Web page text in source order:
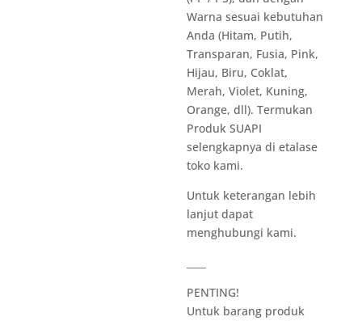
Warna sesuai kebutuhan
Anda (Hitam, Putih,
Transparan, Fusia, Pink,
Hijau, Biru, Coklat,
Merah, Violet, Kuning,
Orange, dll). Termukan
Produk SUAPI
selengkapnya di etalase
toko kami.
Untuk keterangan lebih
lanjut dapat
menghubungi kami.
PENTING!
Untuk barang produk